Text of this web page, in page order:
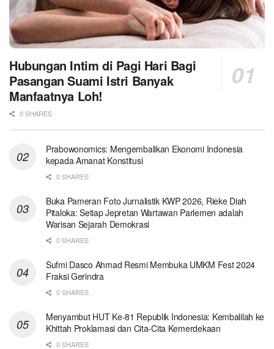
Hubungan Intim di Pagi Hari Bagi
Pasangan Suami Istri Banyak
Manfaatnya Loh!
0 SHARES
Prabowonomics: Mengembalikan Ekonomi Indonesia
kepada Amanat Konstitusi
0 SHARES
Buka Pameran Foto Jurnalistik KWP 2026, Rieke Diah
Pitaloka: Setiap Jepretan Wartawan Parlemen adalah
Warisan Sejarah Demokrasi
0 SHARES
Sufmi Dasco Ahmad Resmi Membuka UMKM Fest 2024
Fraksi Gerindra
0 SHARES
Menyambut HUT Ke-81 Republik Indonesia: Kembalilah ke
Khittah Proklamasi dan Cita-Cita Kemerdekaan
0 SHARES